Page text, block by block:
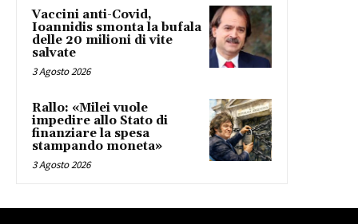
Vaccini anti-Covid,
Ioannidis smonta la bufala
delle 20 milioni di vite
salvate
3 Agosto 2026
Rallo: «Milei vuole
impedire allo Stato di
finanziare la spesa
stampando moneta»
3 Agosto 2026